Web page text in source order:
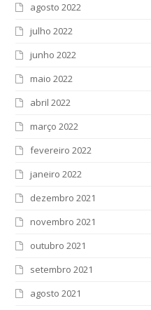
agosto 2022
julho 2022
junho 2022
maio 2022
abril 2022
março 2022
fevereiro 2022
janeiro 2022
dezembro 2021
novembro 2021
outubro 2021
setembro 2021
agosto 2021